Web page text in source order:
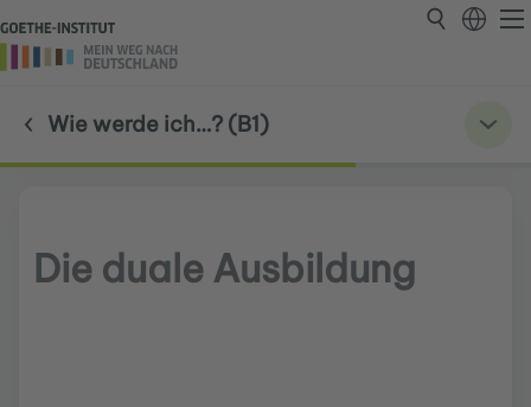
Wie werde ich…? (B1)
Die duale Ausbildung